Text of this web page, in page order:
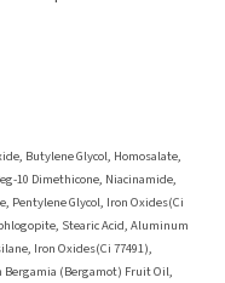
Butylene Glycol, Homosalate,
10 Dimethicone, Niacinamide,
Pentylene Glycol, Iron Oxides(Ci
Stearic Acid, Aluminum
Iron Oxides(Ci 77491),
Bergamia (Bergamot) Fruit Oil,